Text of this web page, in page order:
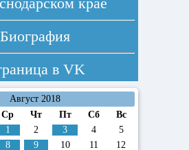
Биография
в VK
Август 2018
Ср Чт Пт Сб
Вс
1
2 3 4
5
8 9 10 11 12